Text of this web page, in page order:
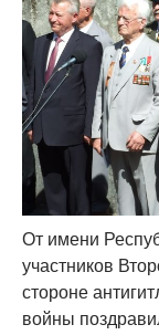
От имени
участников
стороне
войны